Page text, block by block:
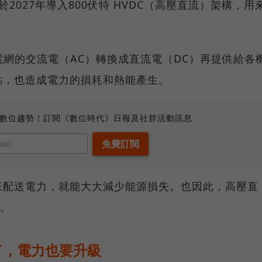
2027年導入800伏特 HVDC（高壓直流）架構，用
的交流電（AC）轉換成直流電（DC）再提供給各
也造成電力的損耗和熱能產生。
位趨勢！訂閱《數位時代》日報及社群活動訊息
送電力，就能大大減少能源損失。也因此，高壓直
電力也要升級